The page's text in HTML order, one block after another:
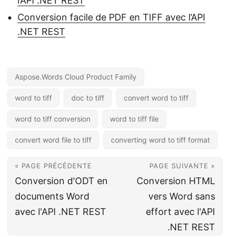
Conversion facile de PDF en TIFF avec l’API
.NET REST
Aspose.Words Cloud Product Family
word to tiff doc to tiff convert word to tiff
word to tiff conversion word to tiff file
convert word file to tiff converting word to tiff format
« PAGE PRÉCÉDENTE
Conversion d'ODT en
documents Word
avec l'API .NET REST
PAGE SUIVANTE »
Conversion HTML
vers Word sans
effort avec l'API
.NET REST